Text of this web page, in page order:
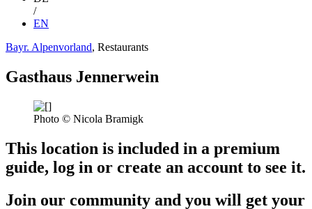
/
EN
Bayr. Alpenvorland, Restaurants
Gasthaus Jennerwein
Photo © Nicola Bramigk
This location is included in a premium
guide, log in or create an account to see it.
Join our community and you will get your